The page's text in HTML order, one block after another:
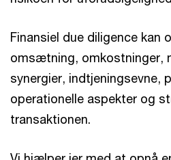
Finansiel due diligence kan
omsætning, omkostninger,
synergier, indtjeningsevne,
operationelle aspekter og
transaktionen.